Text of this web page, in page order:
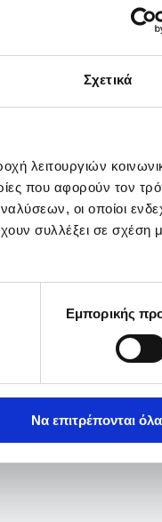
Σχετικά
λειτουργιών
που αφορούν τον
οι οποίοι
συλλέξει σε σχέση
Εμπορικής
Να επιτρέπονται όλα